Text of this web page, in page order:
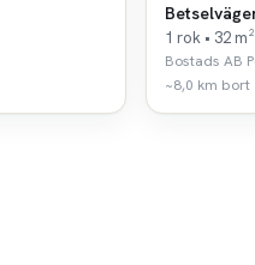
1 rok • 32 m²
Bostads AB
~8,0 km bort